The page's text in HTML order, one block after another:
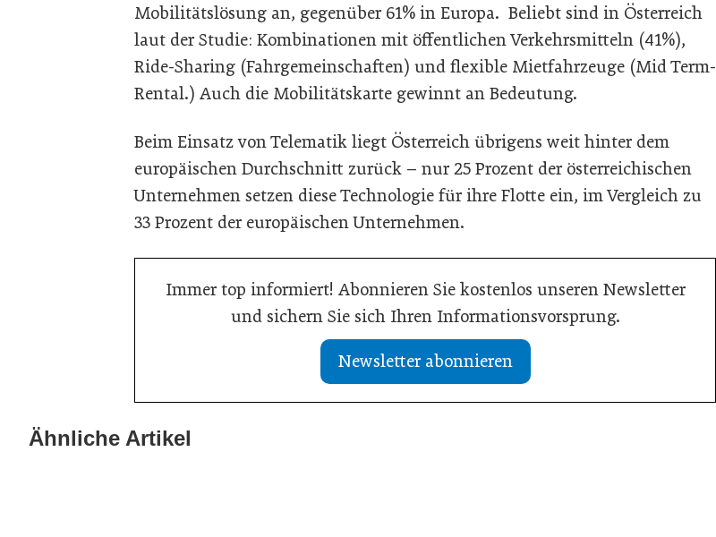
Mobilitätslösung an, gegenüber 61% in Europa. Beliebt sind in Österreich
laut der Studie: Kombinationen mit öffentlichen Verkehrsmitteln (41%),
Ride-Sharing (Fahrgemeinschaften) und flexible Mietfahrzeuge (Mid Term-
Rental.) Auch die Mobilitätskarte gewinnt an Bedeutung.
Beim Einsatz von Telematik liegt Österreich übrigens weit hinter dem
europäischen Durchschnitt zurück – nur 25 Prozent der österreichischen
Unternehmen setzen diese Technologie für ihre Flotte ein, im Vergleich zu
33 Prozent der europäischen Unternehmen.
Immer top informiert! Abonnieren Sie kostenlos unseren Newsletter
und sichern Sie sich Ihren Informationsvorsprung.
Newsletter abonnieren
Ähnliche Artikel
Was Handwerksbetriebe jetzt für ihre